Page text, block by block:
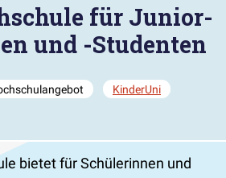
für Junior-
und -Studenten
KinderUni
bietet für Schülerinnen und